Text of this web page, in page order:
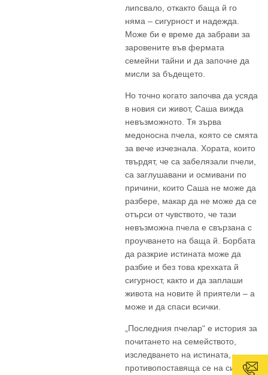
липсвало, откакто баща й го
няма – сигурност и надежда.
Може би е време да забрави за
заровените във фермата
семейни тайни и да започне да
мисли за бъдещето.
Но точно когато започва да усяда
в новия си живот, Саша вижда
невъзможното. Тя зърва
медоносна пчела, която се смята
за вече изчезнала. Хората, които
твърдят, че са забелязали пчели,
са заглушавани и осмивани по
причини, които Саша не може да
разбере, макар да не може да се
отърси от чувството, че тази
невъзможна пчела е свързана с
проучването на баща й. Борбата
да разкрие истината може да
разбие и без това крехката й
сигурност, както и да заплаши
живота на новите й приятели – а
може и да спаси всички.
„Последния пчелар“ е история за
почитането на семейството,
изследването на истината,
противопоставяща се на силата,